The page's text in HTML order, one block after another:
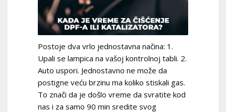
Postoje dva vrlo jednostavna načina: 1.
Upali se lampica na vašoj kontrolnoj tabli. 2.
Auto uspori. Jednostavno ne može da
postigne veću brzinu ma koliko stiskali gas.
To znači da je došlo vreme da svratite kod
nas i za samo 90 min sredite svog